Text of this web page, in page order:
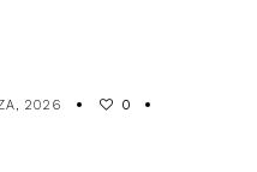
2026 0